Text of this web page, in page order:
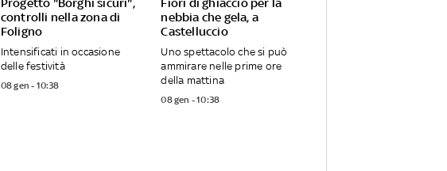
Progetto "Borghi sicuri",
controlli nella zona di
Foligno
Intensificati in occasione
delle festività
08 gen - 10:38
Fiori di ghiaccio per la
nebbia che gela, a
Castelluccio
Uno spettacolo che si può
ammirare nelle prime ore
della mattina
08 gen - 10:38